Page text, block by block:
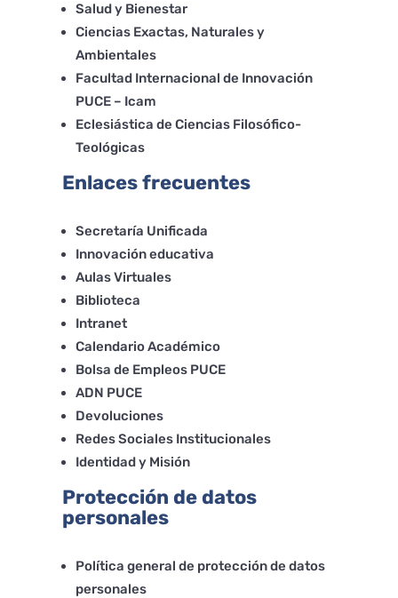
Salud y Bienestar
Ciencias Exactas, Naturales y
Ambientales
Facultad Internacional de Innovación
PUCE – Icam
Eclesiástica de Ciencias Filosófico-
Teológicas
Enlaces frecuentes
Secretaría Unificada
Innovación educativa
Aulas Virtuales
Biblioteca
Intranet
Calendario Académico
Bolsa de Empleos PUCE
ADN PUCE
Devoluciones
Redes Sociales Institucionales
Identidad y Misión
Protección de datos
personales
Política general de protección de datos
personales